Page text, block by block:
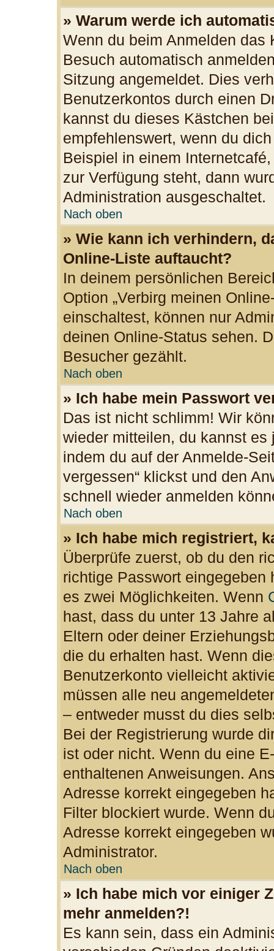
» Warum werde ich
Wenn du beim Anmelden das
Besuch automatisch
Sitzung angemeldet. Dies
Benutzerkontos durch einen
kannst du dieses Kästchen
empfehlenswert, wenn du
Beispiel in einem
zur Verfügung steht, dann
Administration ausgeschaltet.
Nach oben
» Wie kann ich verhindern,
Online-Liste auftaucht?
In deinem persönlichen
Option „Verbirg meinen
einschaltest, können nur
deinen Online-Status sehen.
Besucher gezählt.
Nach oben
» Ich habe mein Passwort
Das ist nicht schlimm! Wir
wieder mitteilen, du kannst
indem du auf der Anmelde-
vergessen“ klickst und den
schnell wieder anmelden
Nach oben
» Ich habe mich registriert,
Überprüfe zuerst, ob du den
richtige Passwort
es zwei Möglichkeiten. Wenn
hast, dass du unter 13 Jahre
Eltern oder deiner
die du erhalten hast. Wenn
Benutzerkonto vielleicht
müssen alle neu
– entweder musst du dies
Bei der Registrierung wurde
ist oder nicht. Wenn du eine
enthaltenen Anweisungen.
Adresse korrekt eingegeben
Filter blockiert wurde. Wenn
Adresse korrekt eingegeben
Administrator.
Nach oben
» Ich habe mich vor einiger
mehr anmelden?!
Es kann sein, dass ein